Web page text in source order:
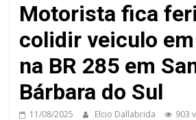
Motorista fica
colidir veiculo
na BR 285 em
Bárbara do Sul
11/08/2025 Elcio Dallabrida 903